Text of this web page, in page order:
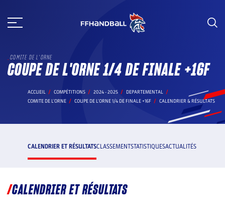
au
COMITE DE L'ORNE
COUPE DE L'ORNE 1/4 DE FINALE +16F
ACCUEIL COMPÉTITIONS 2024 - 2025
DEPARTEMENTAL
COMITE DE L'ORNE
COUPE DE L'ORNE 1/4 DE FINALE +16F CALENDRIER & RÉSULTATS
CALENDRIER ET RÉSULTATSCLASSEMENTSTATISTIQUESACTUALITÉS
CALENDRIER ET RÉSULTATS